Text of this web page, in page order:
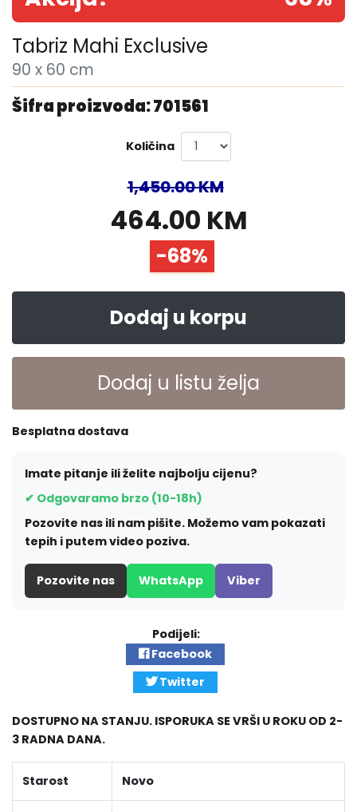
Tabriz Mahi Exclusive
90 x 60 cm
Šifra proizvoda: 701561
Količina
1,450.00 KM
464.00 KM
-68%
Dodaj u korpu
Dodaj u listu želja
Besplatna dostava
Imate pitanje ili želite najbolju cijenu?
✔ Odgovaramo brzo (10-18h)
Pozovite nas ili nam pišite. Možemo vam pokazati
tepih i putem video poziva.
Pozovite nas WhatsApp Viber
Podijeli:
Facebook
Twitter
DOSTUPNO NA STANJU. ISPORUKA SE VRŠI U ROKU OD 2-
3 RADNA DANA.
Starost Novo